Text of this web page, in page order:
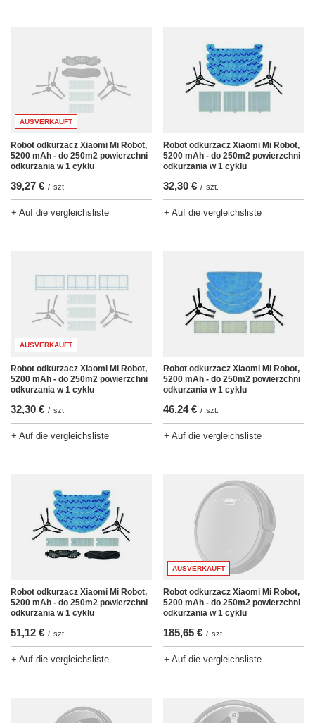
AUSVERKAUFT
Robot odkurzacz Xiaomi Mi Robot,
5200 mAh - do 250m2 powierzchni
odkurzania w 1 cyklu
39,27 € / szt.
+ Auf die vergleichsliste
Robot odkurzacz Xiaomi Mi Robot,
5200 mAh - do 250m2 powierzchni
odkurzania w 1 cyklu
32,30 € / szt.
+ Auf die vergleichsliste
AUSVERKAUFT
Robot odkurzacz Xiaomi Mi Robot,
5200 mAh - do 250m2 powierzchni
odkurzania w 1 cyklu
32,30 € / szt.
+ Auf die vergleichsliste
Robot odkurzacz Xiaomi Mi Robot,
5200 mAh - do 250m2 powierzchni
odkurzania w 1 cyklu
46,24 € / szt.
+ Auf die vergleichsliste
Robot odkurzacz Xiaomi Mi Robot,
5200 mAh - do 250m2 powierzchni
odkurzania w 1 cyklu
51,12 € / szt.
+ Auf die vergleichsliste
AUSVERKAUFT
Robot odkurzacz Xiaomi Mi Robot,
5200 mAh - do 250m2 powierzchni
odkurzania w 1 cyklu
185,65 € / szt.
+ Auf die vergleichsliste